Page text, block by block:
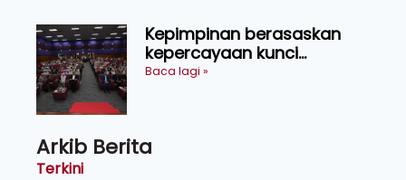
Kepimpinan berasaskan
kepercayaan kunci
kecemerlangan institusi -
Baca lagi »
Arkib Berita
Terkini